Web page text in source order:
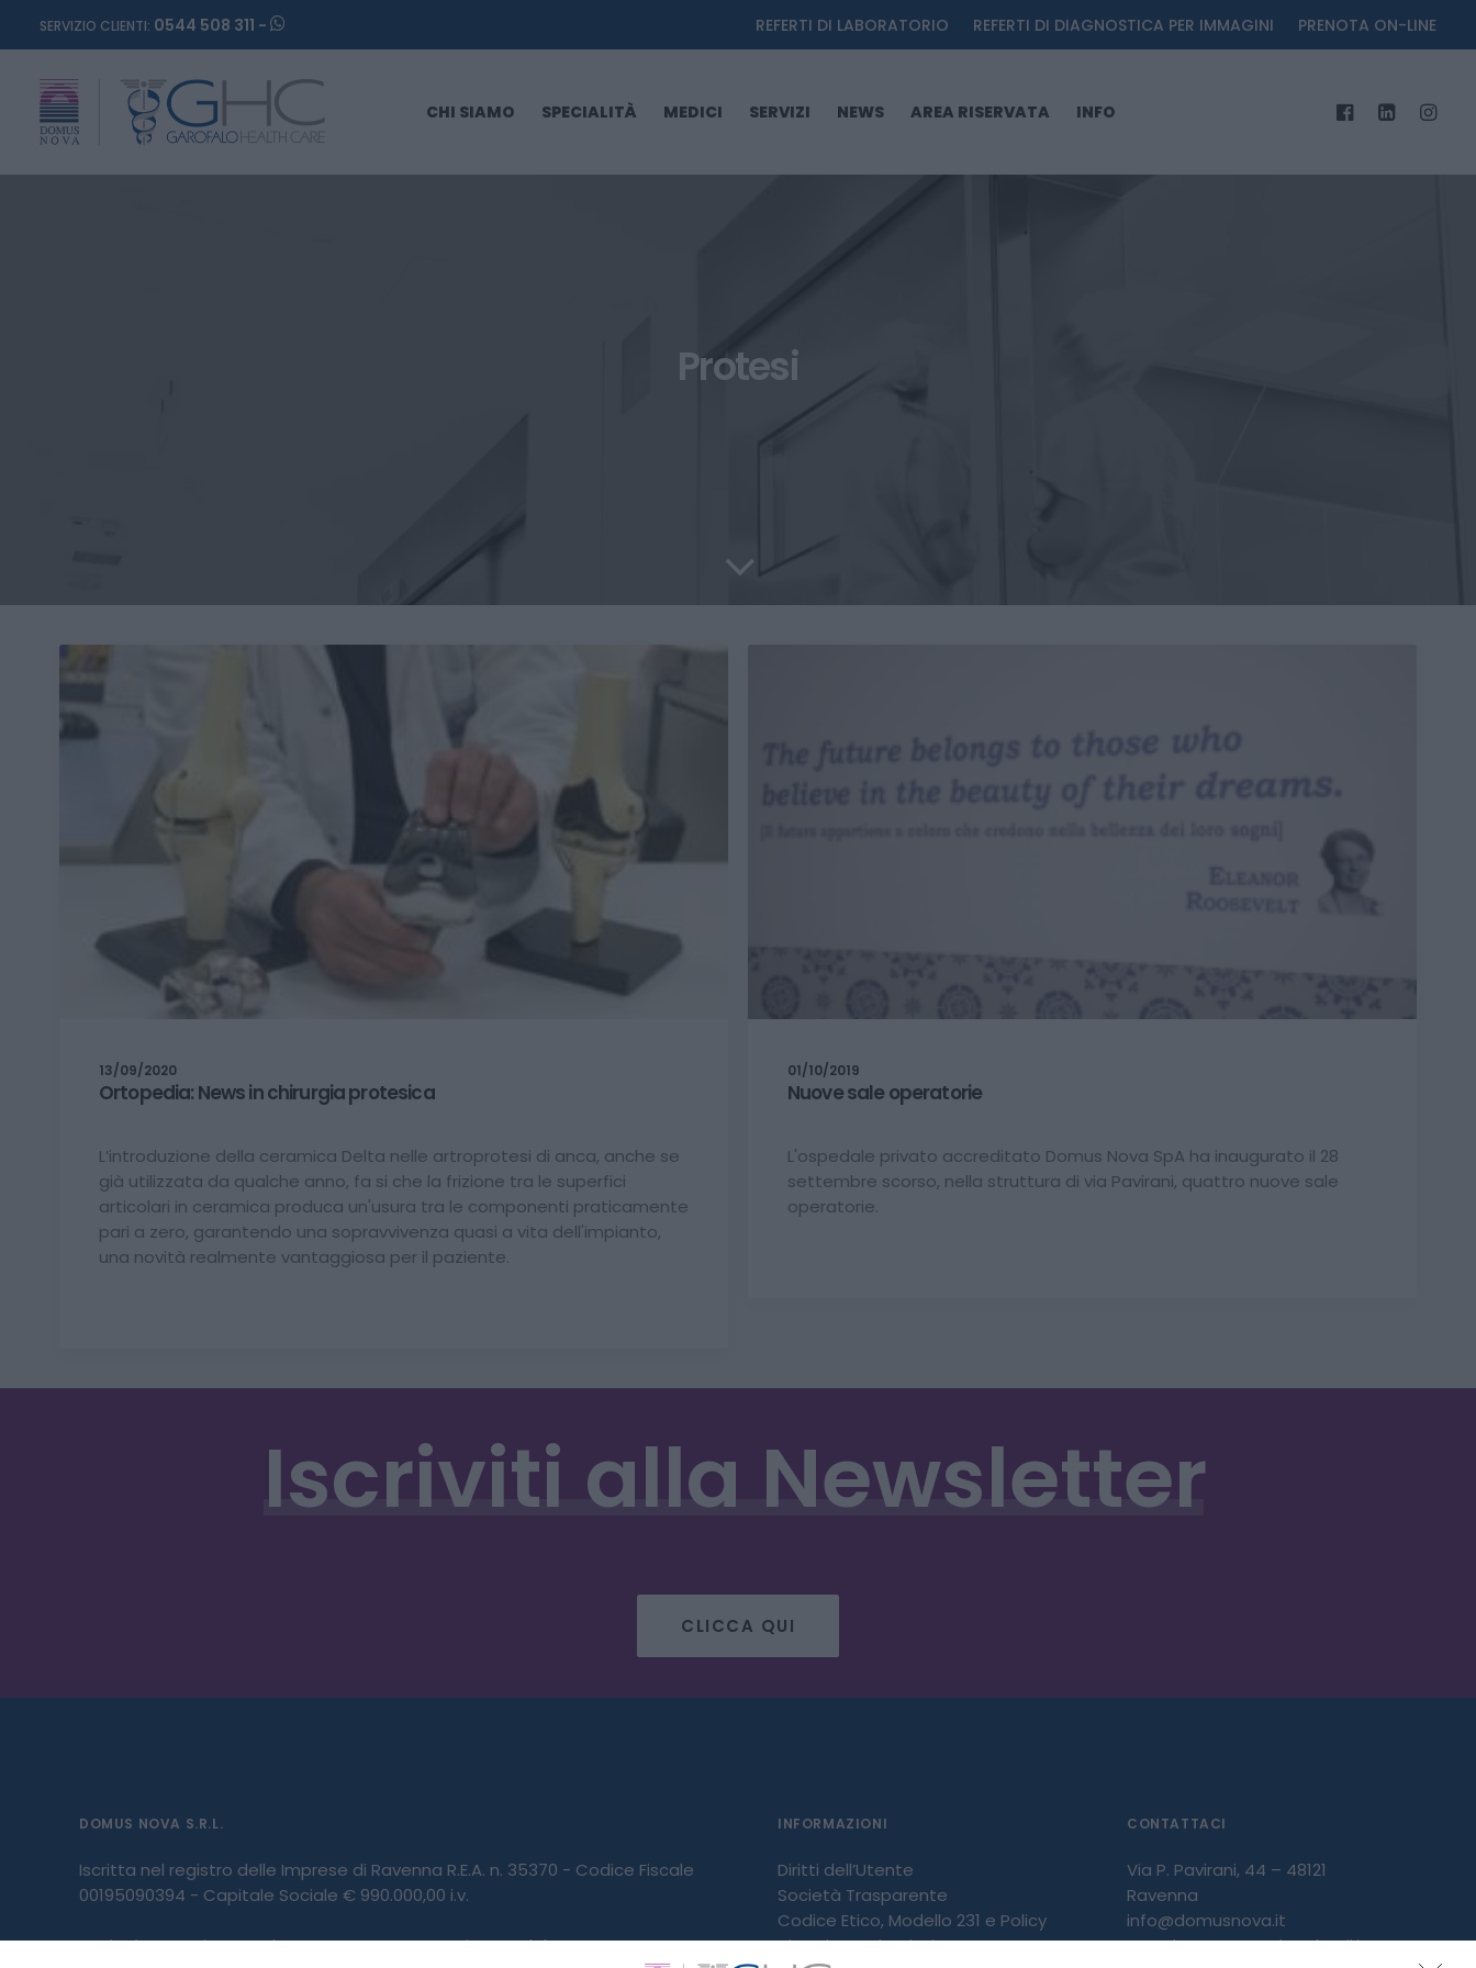
SERVIZIO CLIENTI: 0544 508 311 - REFERTI DI LABORATORIO REFERTI DI DIAGNOSTICA PER IMMAGINI PRENOTA ON-LINE
CHI SIAMO SPECIALITÀ MEDICI SERVIZI NEWS AREA RISERVATA INFO
Protesi
13/09/2020
Ortopedia: News in chirurgia protesica
L’introduzione della ceramica Delta nelle artroprotesi di anca, anche se
già utilizzata da qualche anno, fa si che la frizione tra le superfici
articolari in ceramica produca un'usura tra le componenti praticamente
pari a zero, garantendo una sopravvivenza quasi a vita dell'impianto,
una novità realmente vantaggiosa per il paziente.
01/10/2019
Nuove sale operatorie
L'ospedale privato accreditato Domus Nova SpA ha inaugurato il 28
settembre scorso, nella struttura di via Pavirani, quattro nuove sale
operatorie.
Iscriviti alla Newsletter
CLICCA QUI
DOMUS NOVA S.R.L.
Iscritta nel registro delle Imprese di Ravenna R.E.A. n. 35370 - Codice Fiscale
00195090394 - Capitale Sociale € 990.000,00 i.v.
Società partecipante al gruppo IVA “GHC”, Partita IVA del gruppo
INFORMAZIONI
Diritti dell’Utente
Società Trasparente
Codice Etico, Modello 231 e Policy
Diversity and Inclusion
CONTATTACI
Via P. Pavirani, 44 – 48121
Ravenna
info@domusnova.it
PEC: domusnova@legalmail.it